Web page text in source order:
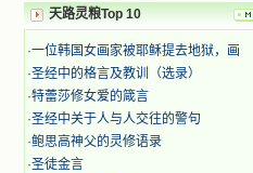
善，这些圣人的作品，渐渐地印在了
我的脑子里。读这些圣书时，我思潮
汹涌起伏，欣喜不能自已。书中谈到
这些圣人们如何在与主的交往中得到
灵命的更新，德行的馨香如何上达天
庭。啊，在这世上曾住过那么多热心
的圣人，为了传播福音，他们告别亲
人，舍下了他们手中的一切，轻快地
踏上了异国他乡，到没有人知道真神
天路灵粮Top 10
·一位韩国女画家被耶稣提去地狱，画
·圣经中的格言及教训（选录）
·特蕾莎修女爱的箴言
·圣经中关于人与人交往的警句
·鲍思高神父的灵修语录
·圣徒金言